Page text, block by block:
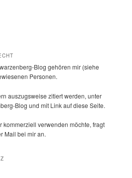
Blog gehören mir (siehe
Personen.
auszugs­weise zitiert werden, unter
Blog und mit Link auf diese Seite.
kommer­ziell verwenden möchte, fragt
Mail bei mir an.